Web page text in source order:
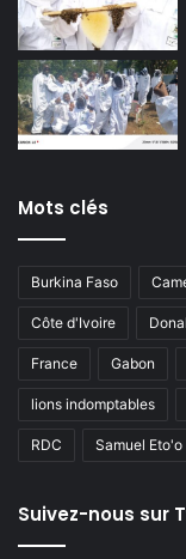
Mots clés
Burkina Faso
Côte d'Ivoire
France Gabon
lions indomptables
RDC Samuel Eto'o
Suivez-nous sur